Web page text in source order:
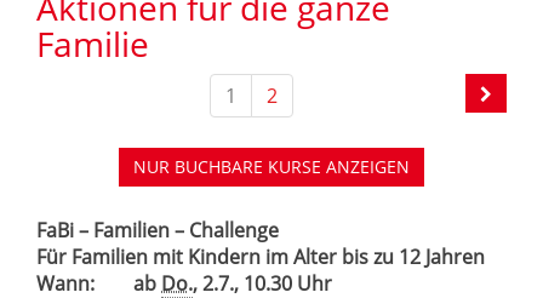
Familie
1 2
NUR BUCHBARE KURSE ANZEIGEN
FaBi – Familien – Challenge
Für Familien mit Kindern im Alter bis zu 12 Jahren
Wann:
ab Do., 2.7., 10.30 Uhr